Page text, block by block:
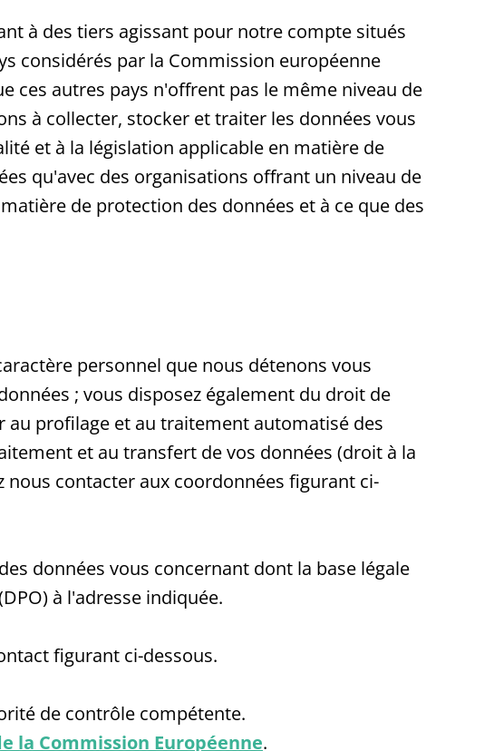
à des tiers agissant pour notre compte situés
considérés par la Commission européenne
ces autres pays n'offrent pas le même niveau de
à collecter, stocker et traiter les données vous
et à la législation applicable en matière de
qu'avec des organisations offrant un niveau de
de protection des données et à ce que des
personnel que nous détenons vous
; vous disposez également du droit de
profilage et au traitement automatisé des
et au transfert de vos données (droit à la
contacter aux coordonnées figurant ci-
données vous concernant dont la base légale
à l'adresse indiquée.
figurant ci-dessous.
de contrôle compétente.
la Commission Européenne.